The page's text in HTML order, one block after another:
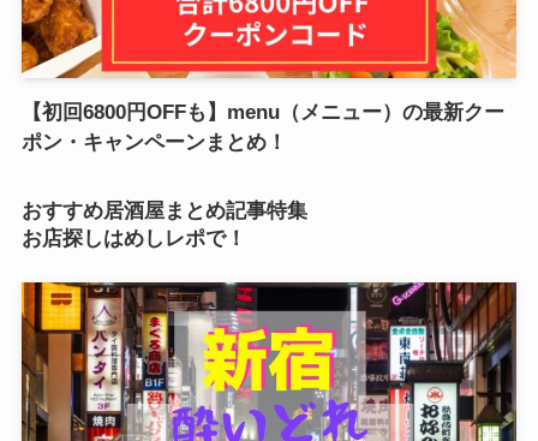
【初回6800円OFFも】menu（メニュー）の最新クー
ポン・キャンペーンまとめ！
おすすめ居酒屋まとめ記事特集
お店探しはめしレポで！